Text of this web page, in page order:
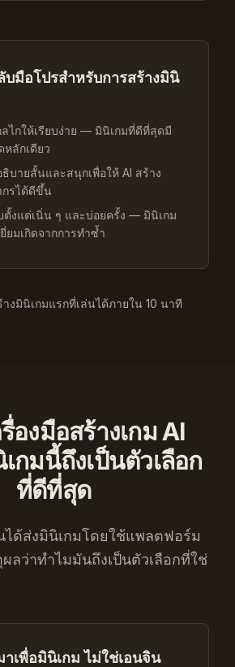
บมือโปรสำหรับการสร้างมินิ
ลไกให้เรียบง่าย — มินิเกมที่ดีที่สุดมี
ลักเดียว
บายสั้นและสนุกเพื่อให้ AI สร้าง
กรได้ดีขึ้น
ตั้งแต่เนิ่น ๆ และบ่อยครั้ง — มินิเกม
ยมเกิดจากการทำซ้ำ
งมินิเกมแรกที่เล่นได้ภายใน 10 นาที
องมือสร้างเกม AI
กมนี้ถึงเป็นตัวเลือก
ที่ดีที่สุด
ด้ส่งมินิเกมโดยใช้แพลตฟอร์ม
ผลว่าทำไมมันถึงเป็นตัวเลือกที่ใช่
าเพื่อมินิเกม ไม่ใช่เอนจิน